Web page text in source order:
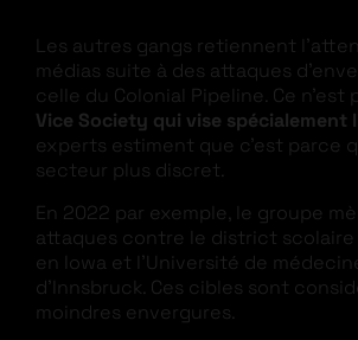
Les autres gangs retiennent
médias suite à des attaques
celle du Colonial Pipeline. Ce n’est
Vice Society qui vise spécialement
experts estiment que c’est parce
secteur plus discret.
En 2022 par exemple, le groupe
attaques contre le district scolaire
en Iowa et l’Université de
d’Innsbruck. Ces cibles sont
moindres envergures.